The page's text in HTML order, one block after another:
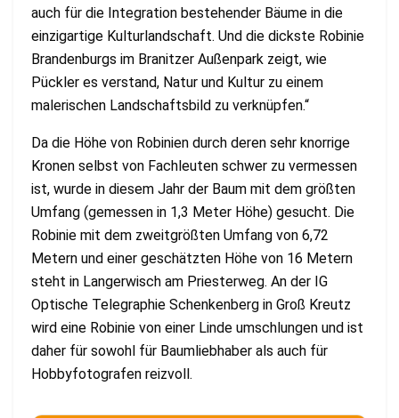
auch für die Integration bestehender Bäume in die
einzigartige Kulturlandschaft. Und die dickste Robinie
Brandenburgs im Branitzer Außenpark zeigt, wie
Pückler es verstand, Natur und Kultur zu einem
malerischen Landschaftsbild zu verknüpfen.“
Da die Höhe von Robinien durch deren sehr knorrige
Kronen selbst von Fachleuten schwer zu vermessen
ist, wurde in diesem Jahr der Baum mit dem größten
Umfang (gemessen in 1,3 Meter Höhe) gesucht. Die
Robinie mit dem zweitgrößten Umfang von 6,72
Metern und einer geschätzten Höhe von 16 Metern
steht in Langerwisch am Priesterweg. An der IG
Optische Telegraphie Schenkenberg in Groß Kreutz
wird eine Robinie von einer Linde umschlungen und ist
daher für sowohl für Baumliebhaber als auch für
Hobbyfotografen reizvoll.